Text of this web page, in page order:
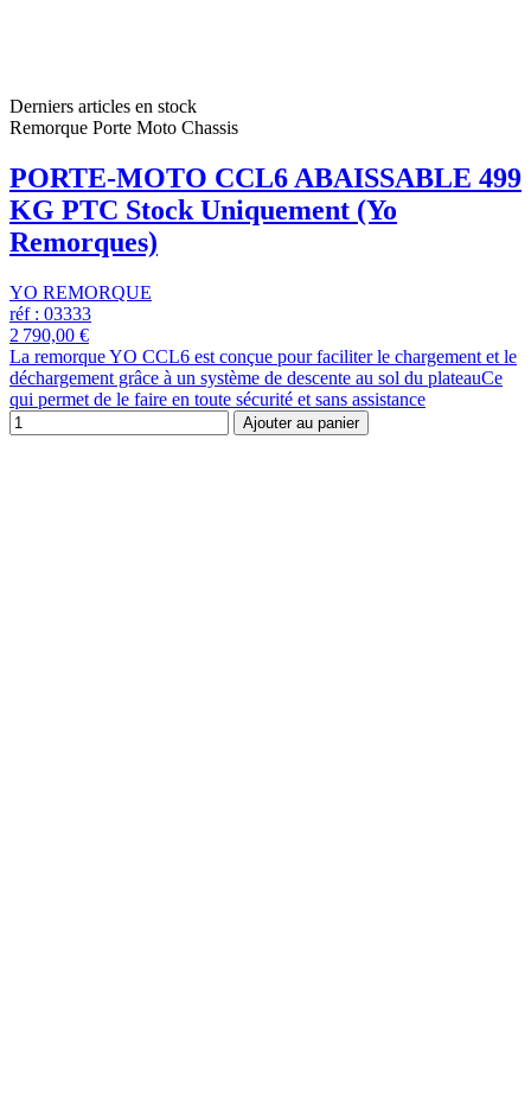
Derniers articles en stock
Remorque Porte Moto Chassis
PORTE-MOTO CCL6 ABAISSABLE 499
KG PTC Stock Uniquement (Yo
Remorques)
YO REMORQUE
réf : 03333
2 790,00 €
La remorque YO CCL6 est conçue pour faciliter le chargement et le
déchargement grâce à un système de descente au sol du plateauCe
qui permet de le faire en toute sécurité et sans assistance
Ajouter au panier